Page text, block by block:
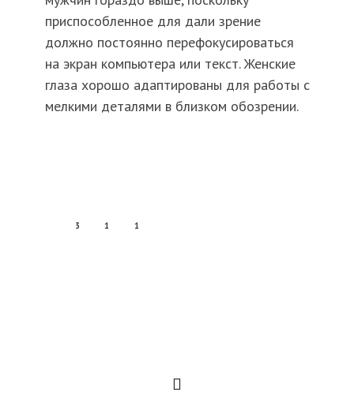
приспособленное для дали зрение
должно постоянно перефокусироваться
на экран компьютера или текст. Женские
глаза хорошо адаптированы для работы с
мелкими деталями в близком обозрении.
3 1 1